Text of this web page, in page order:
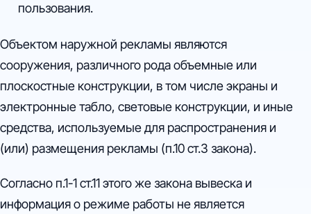
пользования.
Объектом наружной рекламы являются
сооружения, различного рода объемные или
плоскостные конструкции, в том числе экраны и
электронные табло, световые конструкции, и иные
средства, используемые для распространения и
(или) размещения рекламы (п.10 ст.3 закона).
Согласно п.1-1 ст.11 этого же закона вывеска и
информация о режиме работы не является